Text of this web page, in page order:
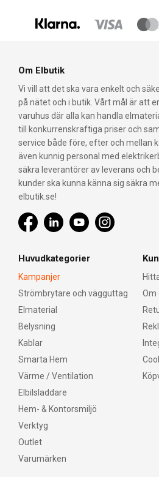
Om Elbutik
Vi vill att det ska vara enkelt och
på nätet och i butik. Vårt mål är att
varuhus där alla kan handla
till konkurrenskraftiga priser och
service både före, efter och mellan
även kunnig personal med
säkra leverantörer av leverans och
kunder ska kunna känna sig säkra
elbutik.se!
Huvudkategorier
Kampanjer
Strömbrytare och vägguttag
Elmaterial
Belysning
Kablar
Smarta Hem
Värme / Ventilation
Elbilsladdare
Hem- & Kontorsmiljö
Verktyg
Outlet
Varumärken
Om